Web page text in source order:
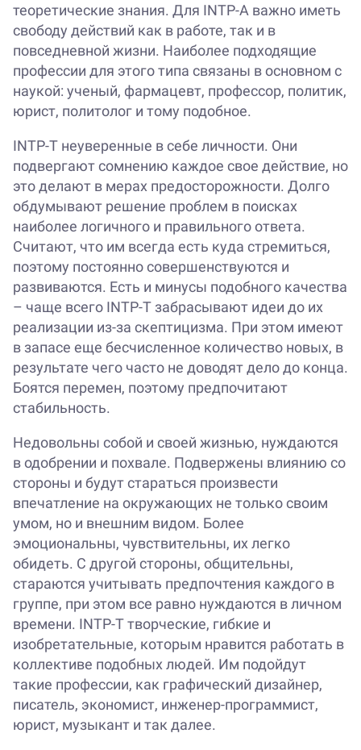
теоретические знания. Для INTP-A важно иметь
свободу действий как в работе, так и в
повседневной жизни. Наиболее подходящие
профессии для этого типа связаны в основном с
наукой: ученый, фармацевт, профессор, политик,
юрист, политолог и тому подобное.
INTP-T неуверенные в себе личности. Они
подвергают сомнению каждое свое действие, но
это делают в мерах предосторожности. Долго
обдумывают решение проблем в поисках
наиболее логичного и правильного ответа.
Считают, что им всегда есть куда стремиться,
поэтому постоянно совершенствуются и
развиваются. Есть и минусы подобного качества
– чаще всего INTP-T забрасывают идеи до их
реализации из-за скептицизма. При этом имеют
в запасе еще бесчисленное количество новых, в
результате чего часто не доводят дело до конца.
Боятся перемен, поэтому предпочитают
стабильность.
Недовольны собой и своей жизнью, нуждаются
в одобрении и похвале. Подвержены влиянию со
стороны и будут стараться произвести
впечатление на окружающих не только своим
умом, но и внешним видом. Более
эмоциональны, чувствительны, их легко
обидеть. С другой стороны, общительны,
стараются учитывать предпочтения каждого в
группе, при этом все равно нуждаются в личном
времени. INTP-T творческие, гибкие и
изобретательные, которым нравится работать в
коллективе подобных людей. Им подойдут
такие профессии, как графический дизайнер,
писатель, экономист, инженер-программист,
юрист, музыкант и так далее.